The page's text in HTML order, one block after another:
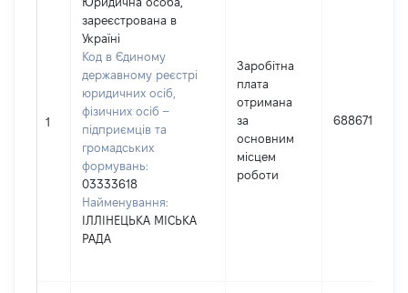
1
зареєстрована в
Україні
Код в Єдиному
державному реєстрі
юридичних осіб,
фізичних осіб –
підприємців та
громадських
формувань:
03333618
Найменування:
ІЛЛІНЕЦЬКА МІСЬКА
РАДА
Заробітна
плата
отримана
за
основним
місцем
роботи
688671